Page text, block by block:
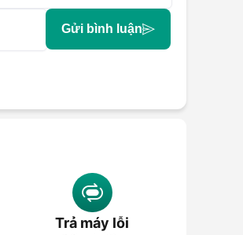
Gửi bình luận
Trả máy lỗi